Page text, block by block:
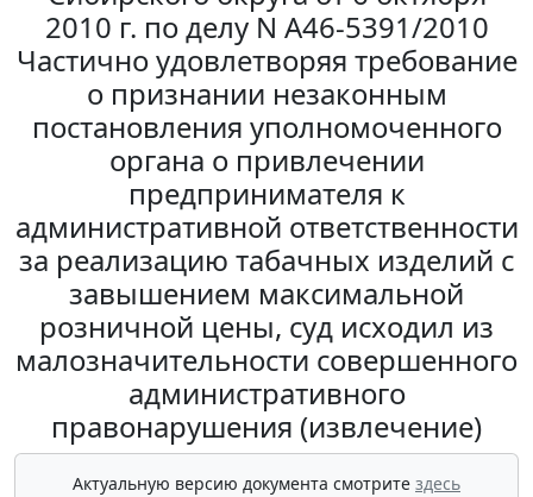
2010 г. по делу N А46-5391/2010
Частично удовлетворяя требование
о признании незаконным
постановления уполномоченного
органа о привлечении
предпринимателя к
административной ответственности
за реализацию табачных изделий с
завышением максимальной
розничной цены, суд исходил из
малозначительности совершенного
административного
правонарушения (извлечение)
Актуальную версию документа смотрите здесь